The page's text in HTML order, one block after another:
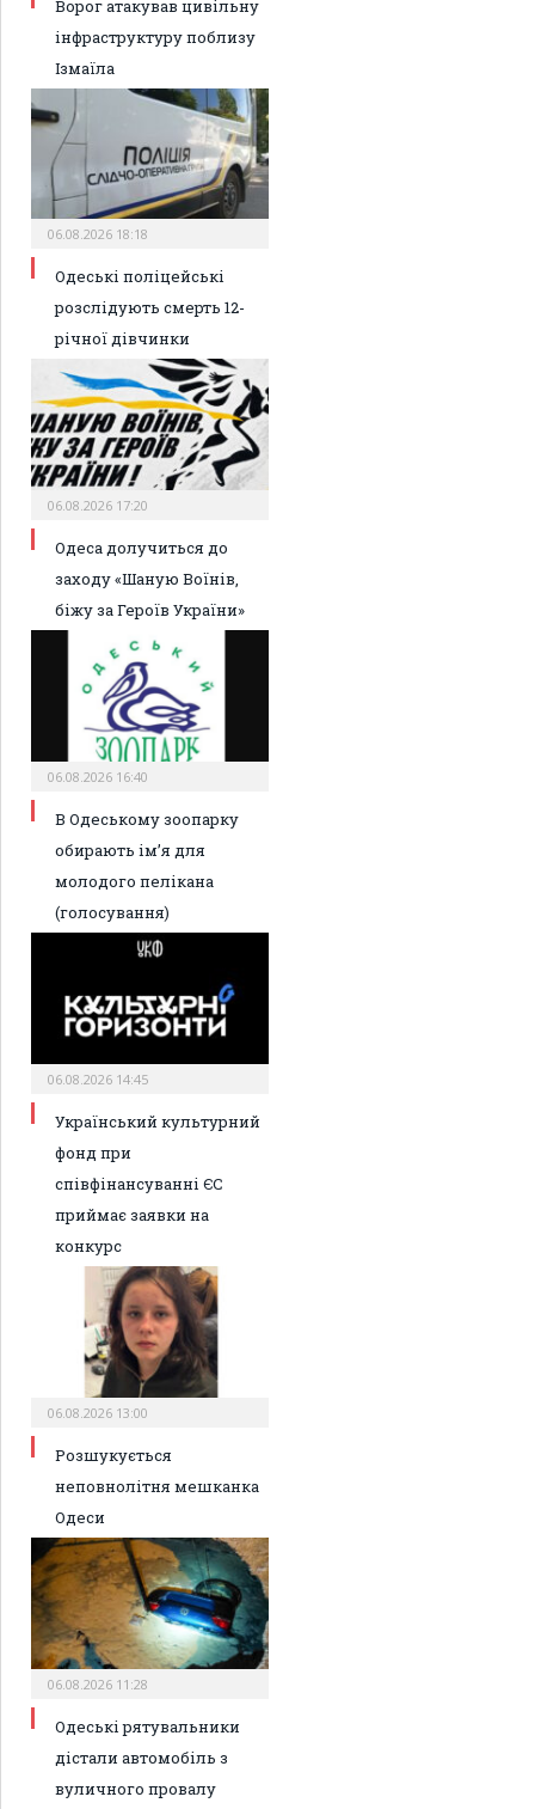
Ворог атакував цивільну
інфраструктуру поблизу
Ізмаїла
06.08.2026 18:18
Одеські поліцейські
розслідують смерть 12-
річної дівчинки
06.08.2026 17:20
Одеса долучиться до
заходу «Шаную Воїнів,
біжу за Героїв України»
06.08.2026 16:40
В Одеському зоопарку
обирають ім’я для
молодого пелікана
(голосування)
06.08.2026 14:45
Український культурний
фонд при
співфінансуванні ЄС
приймає заявки на
конкурс
06.08.2026 13:00
Розшукується
неповнолітня мешканка
Одеси
06.08.2026 11:28
Одеські рятувальники
дістали автомобіль з
вуличного провалу